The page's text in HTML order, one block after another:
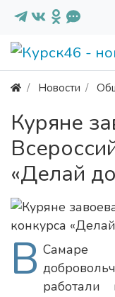
Новости
Куряне
«Делай
В Самаре
работали